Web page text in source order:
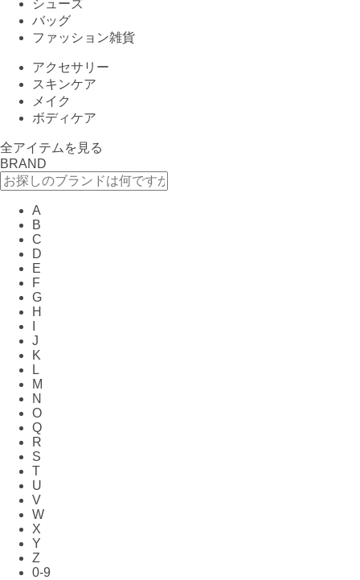
シューズ
バッグ
ファッション雑貨
アクセサリー
スキンケア
メイク
ボディケア
全アイテムを見る
BRAND
A
B
C
D
E
F
G
H
J
K
L
M
N
O
Q
R
S
T
U
V
W
X
Y
Z
0-9